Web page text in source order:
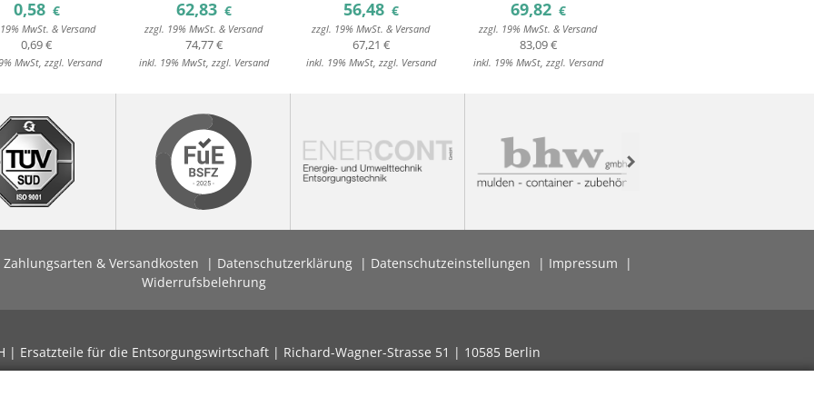
0,58 €
MwSt. & Versand
0,69 €
MwSt, zzgl. Versand
62,83 €
zzgl. 19% MwSt. & Versand
74,77 €
inkl. 19% MwSt, zzgl. Versand
56,48 €
zzgl. 19% MwSt. & Versand
67,21 €
inkl. 19% MwSt, zzgl. Versand
69,82 €
zzgl. 19% MwSt. & Versand
83,09 €
inkl. 19% MwSt, zzgl. Versand
Next
Zahlungsarten & Versandkosten Datenschutzerklärung Datenschutzeinstellungen
Impressum
Widerrufsbelehrung
| Ersatzteile für die Entsorgungswirtschaft | Richard-Wagner-Strasse 51 | 10585 Berlin